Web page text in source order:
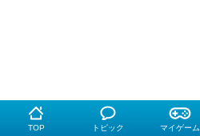
TOP トピック マイゲーム